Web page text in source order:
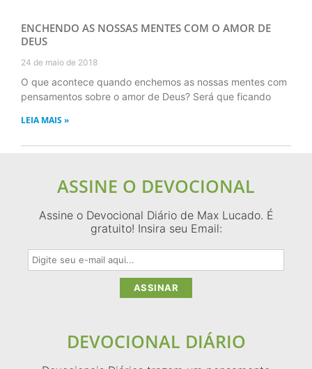
ENCHENDO AS NOSSAS MENTES COM O AMOR DE
DEUS
24 de maio de 2018
O que acontece quando enchemos as nossas mentes com
pensamentos sobre o amor de Deus? Será que ficando
LEIA MAIS »
ASSINE O DEVOCIONAL
Assine o Devocional Diário de Max Lucado. É
gratuito! Insira seu Email:
DEVOCIONAL DIÁRIO